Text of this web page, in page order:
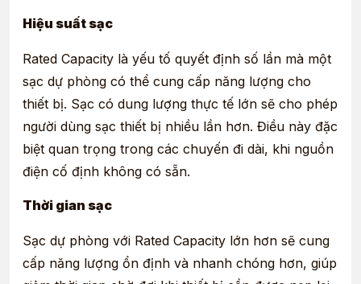
Hiệu suất sạc
Rated Capacity là yếu tố quyết định số lần mà một
sạc dự phòng có thể cung cấp năng lượng cho
thiết bị. Sạc có dung lượng thực tế lớn sẽ cho phép
người dùng sạc thiết bị nhiều lần hơn. Điều này đặc
biệt quan trọng trong các chuyến đi dài, khi nguồn
điện cố định không có sẵn.
Thời gian sạc
Sạc dự phòng với Rated Capacity lớn hơn sẽ cung
cấp năng lượng ổn định và nhanh chóng hơn, giúp